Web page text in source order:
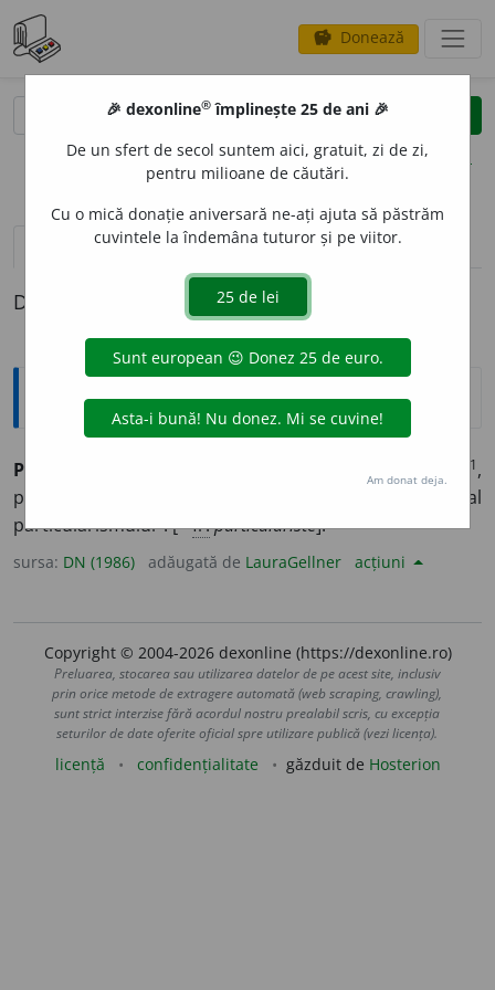
savings Donează
clear
opțiuni
definiții (1)
Definiția cu ID-ul 430556:
Explicative DEX
PARTICULAR 1,
propriu particularismului. //
Partizan al
particularismului . [<fr.particulariste].
sursa: DN (1986) adăugată de LauraGellner acțiuni
Copyright © 2004-2026 dexonline (https://dexonline.ro)
Preluarea, stocarea sau utilizarea datelor de pe acest site, inclusiv
prin orice metode de extragere automată (web scraping, crawling),
sunt strict interzise fără acordul nostru prealabil scris, cu excepția
seturilor de date oferite oficial spre utilizare publică (vezi licența).
licență confidențialitate găzduit de Hosterion
🎉 dexonline® împlinește 25 de ani 🎉
De un sfert de secol suntem aici, gratuit, zi de zi,
pentru milioane de căutări.
Cu o mică donație aniversară ne-ați ajuta să păstrăm
cuvintele la îndemâna tuturor și pe viitor.
Am donat deja.